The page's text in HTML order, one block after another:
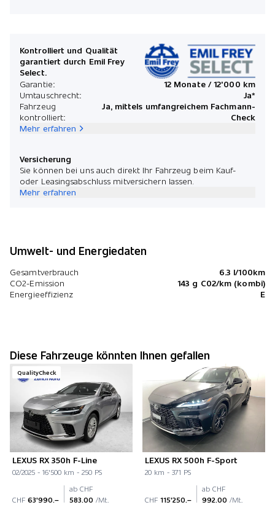
Kontrolliert und Qualität
garantiert durch Emil Frey
Select.
Garantie:
12 Monate / 12'000 km
Umtauschrecht:
Ja*
Fahrzeug
kontrolliert:
Ja, mittels umfangreichem Fachmann-
Check
Mehr erfahren
Versicherung
Sie können bei uns auch direkt Ihr Fahrzeug beim Kauf-
oder Leasingsabschluss mitversichern lassen.
Mehr erfahren
Umwelt- und Energiedaten
Gesamtverbrauch
6.3 l/100km
CO2-Emission
143 g C02/km (kombi)
Energieeffizienz
E
Diese Fahrzeuge könnten Ihnen gefallen
QualityCheck
LEXUS RX 350h F-Line
02/2025 - 16'500 km - 250 PS
CHF 63'990.–
ab CHF
583.00 /Mt.
LEXUS RX 500h F-Sport
20 km - 371 PS
CHF 115'250.–
ab CHF
992.00 /Mt.